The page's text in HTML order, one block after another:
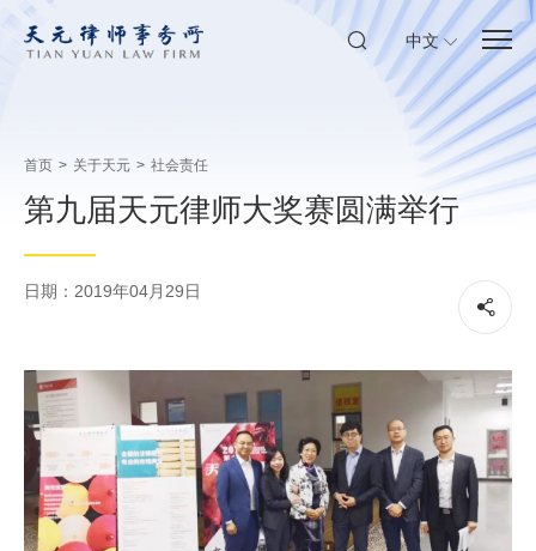
中文
首页 > 关于天元 > 社会责任
第九届天元律师大奖赛圆满举行
日期：2019年04月29日